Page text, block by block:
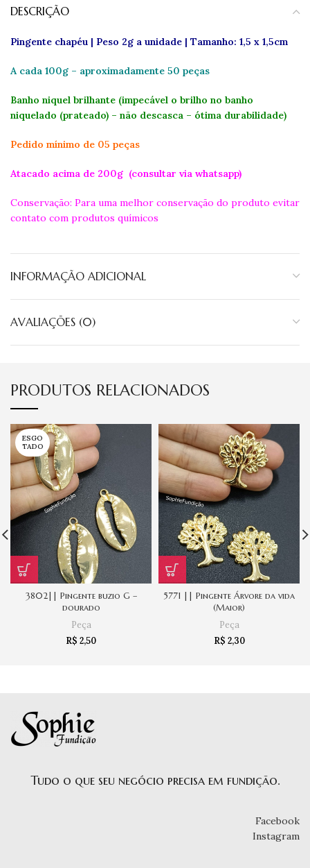
DESCRIÇÃO
Pingente chapéu | Peso 2g a unidade | Tamanho: 1,5 x 1,5cm
A cada 100g – aproximadamente 50 peças
Banho niquel brilhante (impecável o brilho no banho
niquelado (prateado) – não descasca – ótima durabilidade)
Pedido mínimo de 05 peças
Atacado acima de 200g (consultar via whatsapp)
Conservação: Para uma melhor conservação do produto evitar
contato com produtos químicos
INFORMAÇÃO ADICIONAL
AVALIAÇÕES (0)
PRODUTOS RELACIONADOS
ESGO
TADO
3802|| Pingente buzio G –
dourado
Peça
R$ 2,50
5771 || Pingente Árvore da vida
(Maior)
Peça
R$ 2,30
Tudo o que seu negócio precisa em fundição.
Facebook
Instagram